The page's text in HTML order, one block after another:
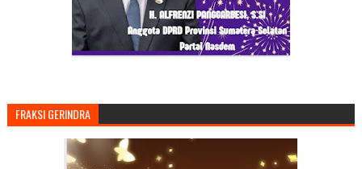
FRAKSI GERINDRA